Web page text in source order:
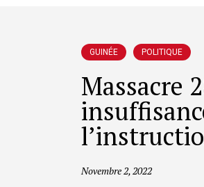
GUINÉE POLITIQUE
Massacre
Novembre 2, 2022